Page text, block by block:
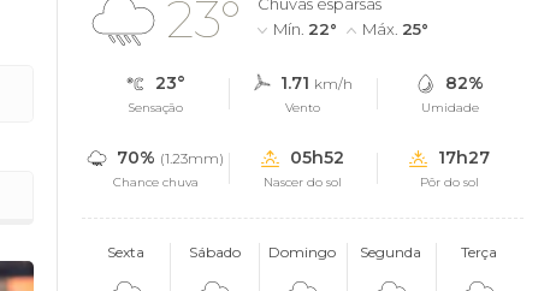
23°
Mín. 22° Máx. 25°
23°
Sensação
1.71 km/h
Vento
82%
Umidade
70% (1.23mm)
Chance chuva
05h52
Nascer do sol
17h27
Pôr do sol
Sexta Sábado Domingo Segunda Terça